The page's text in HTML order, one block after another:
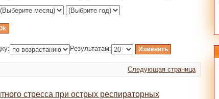
Результатам:
Следующая страница
стресса при острых респираторных